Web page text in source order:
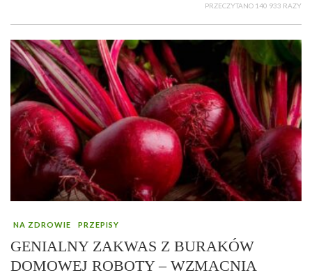
PRZECZYTANO 140 933 RAZY
NA ZDROWIE PRZEPISY
GENIALNY ZAKWAS Z BURAKÓW
DOMOWEJ ROBOTY – WZMACNIA